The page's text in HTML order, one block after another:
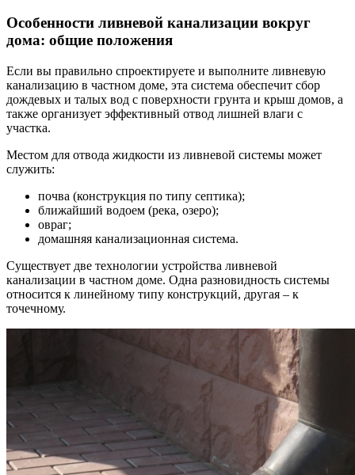
Особенности ливневой канализации вокруг
дома: общие положения
Если вы правильно спроектируете и выполните ливневую
канализацию в частном доме, эта система обеспечит сбор
дождевых и талых вод с поверхности грунта и крыш домов, а
также организует эффективный отвод лишней влаги с
участка.
Местом для отвода жидкости из ливневой системы может
служить:
почва (конструкция по типу септика);
ближайший водоем (река, озеро);
овраг;
домашняя канализационная система.
Существует две технологии устройства ливневой
канализации в частном доме. Одна разновидность системы
относится к линейному типу конструкций, другая – к
точечному.